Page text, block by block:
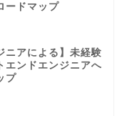
ードマップ
ニアによる】未経験
エンドエンジニアへ
プ